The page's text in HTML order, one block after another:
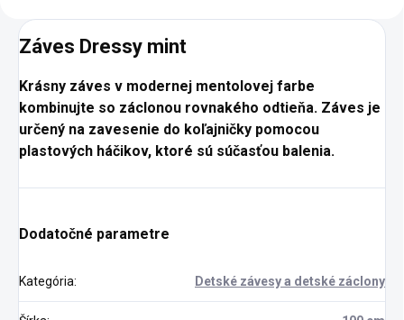
Záves Dressy mint
Krásny záves v modernej mentolovej farbe
kombinujte so záclonou rovnakého odtieňa. Záves je
určený na zavesenie do koľajničky pomocou
plastových háčikov, ktoré sú súčasťou balenia.
Dodatočné parametre
Kategória: Detské závesy a detské záclony